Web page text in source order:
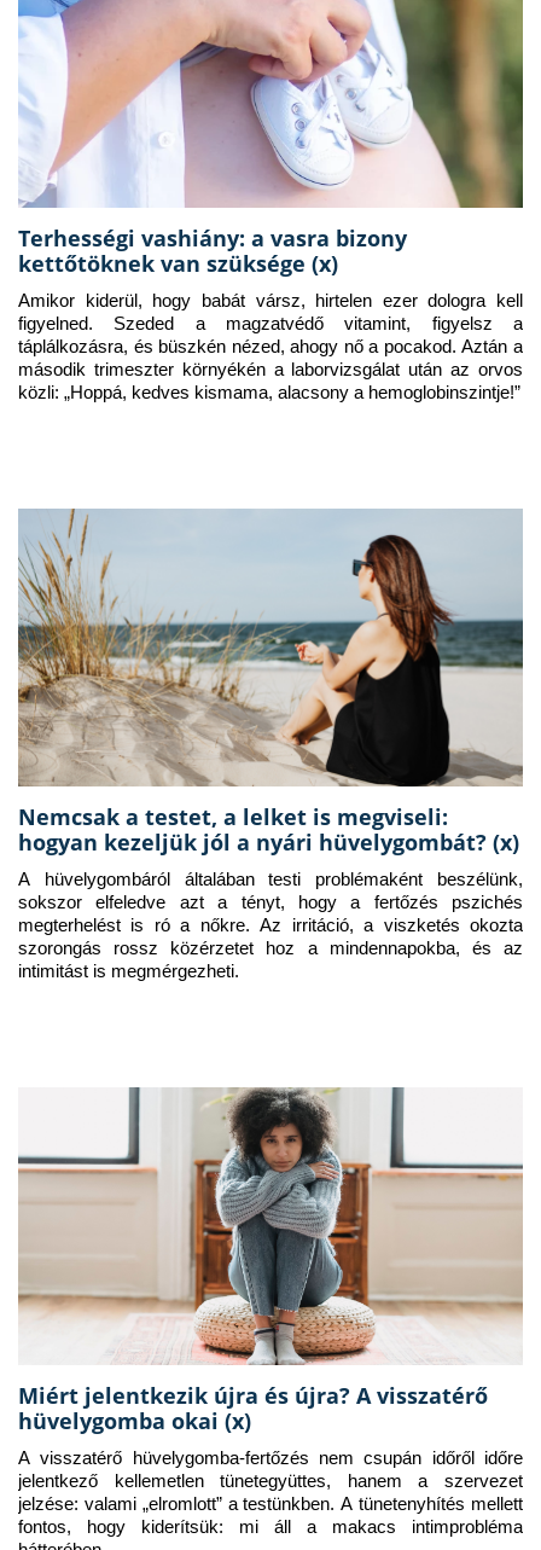
Terhességi vashiány: a vasra bizony
kettőtöknek van szüksége (x)
Amikor kiderül, hogy babát vársz, hirtelen ezer dologra kell
figyelned. Szeded a magzatvédő vitamint, figyelsz a
táplálkozásra, és büszkén nézed, ahogy nő a pocakod. Aztán a
második trimeszter környékén a laborvizsgálat után az orvos
közli: „Hoppá, kedves kismama, alacsony a hemoglobinszintje!”
Nemcsak a testet, a lelket is megviseli:
hogyan kezeljük jól a nyári hüvelygombát? (x)
A hüvelygombáról általában testi problémaként beszélünk,
sokszor elfeledve azt a tényt, hogy a fertőzés pszichés
megterhelést is ró a nőkre. Az irritáció, a viszketés okozta
szorongás rossz közérzetet hoz a mindennapokba, és az
intimitást is megmérgezheti.
Miért jelentkezik újra és újra? A visszatérő
hüvelygomba okai (x)
A visszatérő hüvelygomba-fertőzés nem csupán időről időre
jelentkező kellemetlen tünetegyüttes, hanem a szervezet
jelzése: valami „elromlott” a testünkben. A tünetenyhítés mellett
fontos, hogy kiderítsük: mi áll a makacs intimprobléma